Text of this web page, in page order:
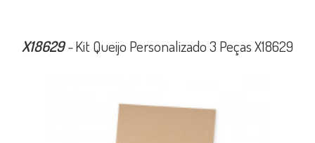
X18629-Kit Queijo Personalizado 3 Peças X18629